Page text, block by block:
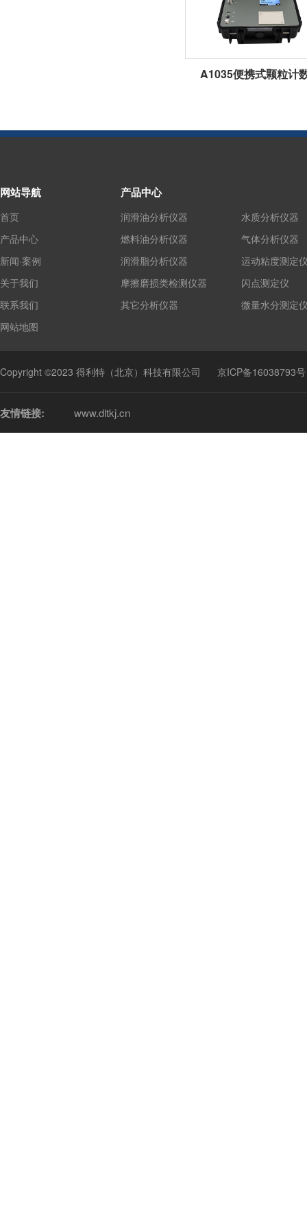
A1035便携式颗粒计
网站导航
首页
产品中心
新闻·案例
关于我们
联系我们
网站地图
产品中心
润滑油分析仪器
燃料油分析仪器
润滑脂分析仪器
摩擦磨损类检测仪器
其它分析仪器
水质分析仪器
气体分析仪器
运动粘度测定
闪点测定仪
微量水分测定
Copyright ©2023 得利特（北京）科技有限公司 京ICP备16038793号
友情链接: www.dltkj.cn